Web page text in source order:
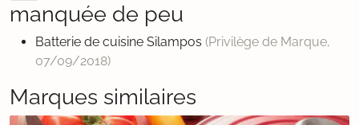
manquée de peu
Batterie de cuisine Silampos (Privilège de Marque,
07/09/2018)
Marques similaires